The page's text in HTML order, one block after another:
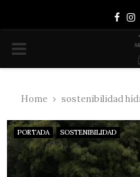
PRIMARY
Home sostenibilidad
PORTADA SOSTENIBILIDAD